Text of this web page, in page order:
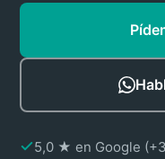
5,0 ★ en Google